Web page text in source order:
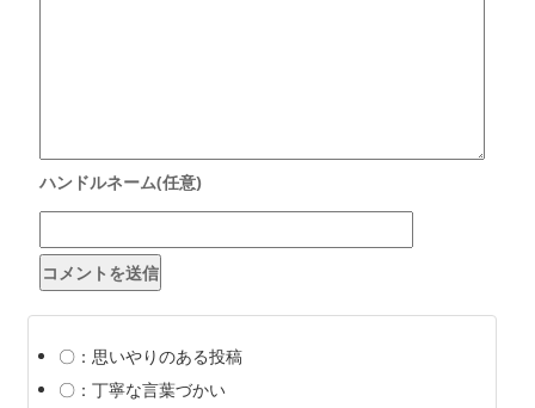
〇：思いやりのある投稿
〇：丁寧な言葉づかい